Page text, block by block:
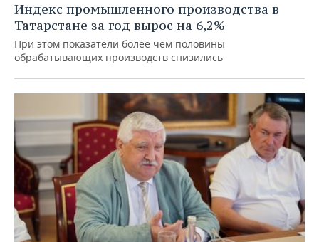
Индекс промышленного производства в
Татарстане за год вырос на 6,2%
При этом показатели более чем половины
обрабатывающих производств снизились